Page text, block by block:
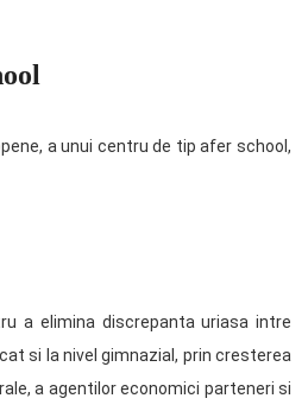
a unui centru de tip afer school,
a elimina discrepanta uriasa intre
si la nivel gimnazial, prin cresterea
a agentilor economici parteneri si